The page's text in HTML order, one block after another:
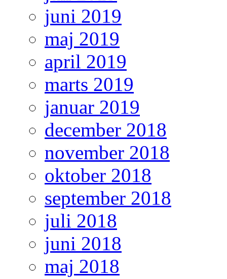
juni 2019
maj 2019
april 2019
marts 2019
januar 2019
december 2018
november 2018
oktober 2018
september 2018
juli 2018
juni 2018
maj 2018